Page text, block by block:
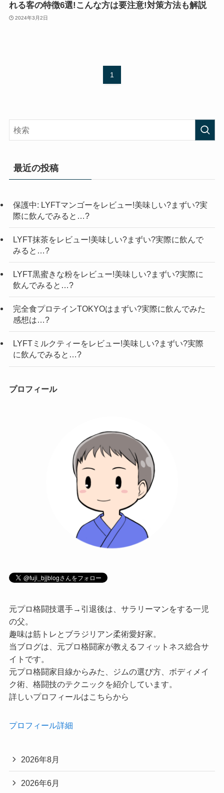
れる客の特徴6選!こんな方は要注意!対策方法も解説
2024年3月2日
1
最近の投稿
保護中: LYFTマンゴーをレビュー!美味しい?まずい?実
際に飲んでみると…?
LYFT抹茶をレビュー!美味しい?まずい?実際に飲んで
みると…?
LYFT黒蜜きな粉をレビュー!美味しい?まずい?実際に
飲んでみると…?
完全食プロテインTOKYOはまずい?実際に飲んでみた
感想は…?
LYFTミルクティーをレビュー!美味しい?まずい?実際
に飲んでみると…?
プロフィール
元プロ格闘技選手→引退後は、サラリーマンをする一児
の父。
趣味は筋トレとブラジリアン柔術愛好家。
当ブログは、元プロ格闘家が教えるフィットネス総合サ
イトです。
元プロ格闘家目線からみた、ジムの選び方、ボディメイ
ク術、格闘技のテクニックを紹介しています。
詳しいプロフィールはこちらから
プロフィール詳細
2026年8月
2026年6月